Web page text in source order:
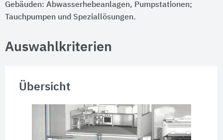
Gebäuden: Abwasserhebeanlagen, Pumpstationen;
Tauchpumpen und Speziallösungen.
Auswahlkriterien
Übersicht